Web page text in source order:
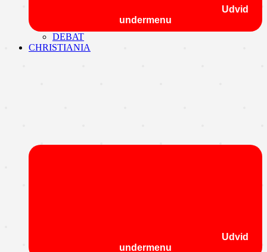
Udvid
undermenu
DEBAT
CHRISTIANIA
Udvid
undermenu